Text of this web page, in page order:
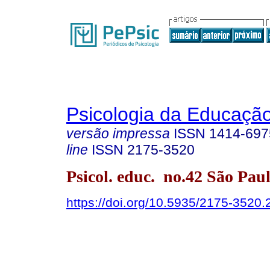
Psicologia da
versão impressa ISSN 1414-
line ISSN 2175-3520
Psicol. educ. no.42 São
https://doi.org/10.5935/2175-